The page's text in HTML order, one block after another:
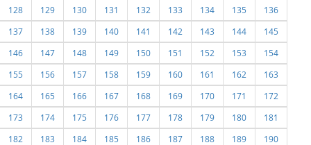
128
129 130 131 132 133 134 135
136
137
138 139 140 141 142 143 144
145
146
147 148 149 150 151 152 153
154
155
156 157 158 159 160 161 162
163
164
165 166 167 168 169 170 171
172
173
174 175 176 177 178 179 180
181
182
183 184 185 186 187 188 189
190